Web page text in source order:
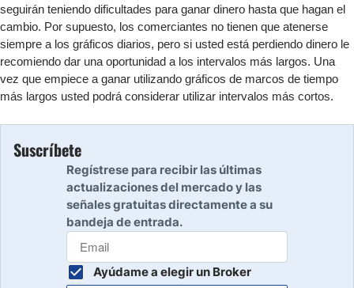
seguirán teniendo dificultades para ganar dinero hasta que hagan el
cambio. Por supuesto, los comerciantes no tienen que atenerse
siempre a los gráficos diarios, pero si usted está perdiendo dinero le
recomiendo dar una oportunidad a los intervalos más largos. Una
vez que empiece a ganar utilizando gráficos de marcos de tiempo
más largos usted podrá considerar utilizar intervalos más cortos.
Suscríbete
Regístrese para recibir las últimas
actualizaciones del mercado y las
señales gratuitas directamente a su
bandeja de entrada.
Ayúdame a elegir un Broker